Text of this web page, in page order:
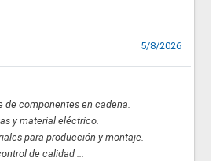
5/8/2026
de componentes en cadena.
y material eléctrico.
para producción y montaje.
de calidad ...